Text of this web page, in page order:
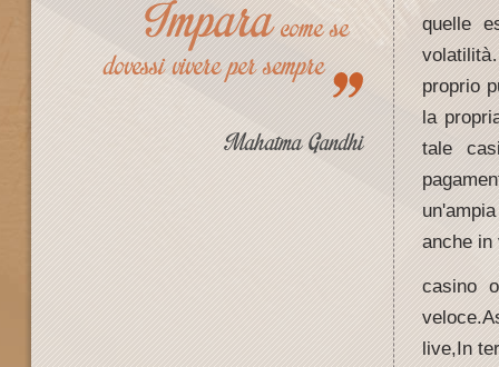
quelle
proprio
la
tale
anche in
casino
live,In